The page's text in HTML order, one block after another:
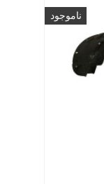
ناموجود